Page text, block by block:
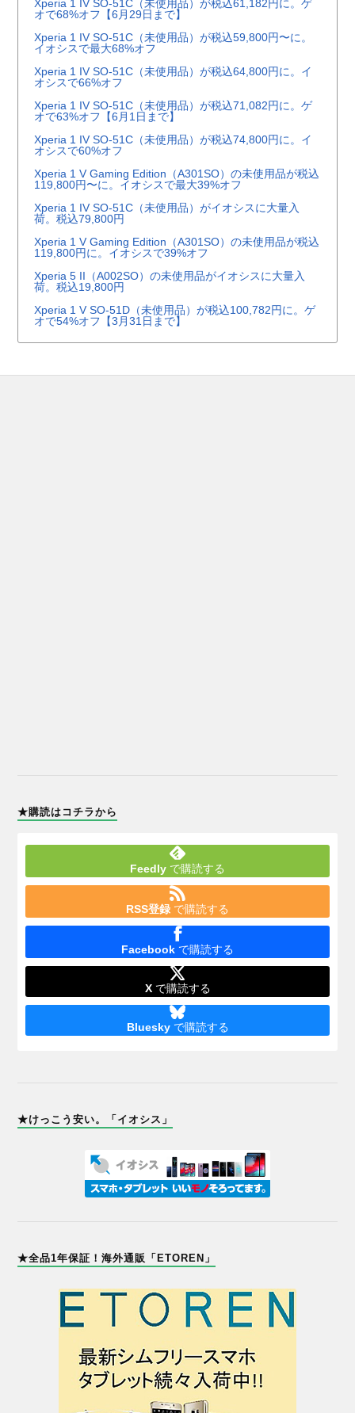
Xperia 1 IV SO-51C（未使用品）が税込61,182円に。ゲ
オで68%オフ【6月29日まで】
Xperia 1 IV SO-51C（未使用品）が税込59,800円〜に。
イオシスで最大68%オフ
Xperia 1 IV SO-51C（未使用品）が税込64,800円に。イ
オシスで66%オフ
Xperia 1 IV SO-51C（未使用品）が税込71,082円に。ゲ
オで63%オフ【6月1日まで】
Xperia 1 IV SO-51C（未使用品）が税込74,800円に。イ
オシスで60%オフ
Xperia 1 V Gaming Edition（A301SO）の未使用品が税込
119,800円〜に。イオシスで最大39%オフ
Xperia 1 IV SO-51C（未使用品）がイオシスに大量入
荷。税込79,800円
Xperia 1 V Gaming Edition（A301SO）の未使用品が税込
119,800円に。イオシスで39%オフ
Xperia 5 II（A002SO）の未使用品がイオシスに大量入
荷。税込19,800円
Xperia 1 V SO-51D（未使用品）が税込100,782円に。ゲ
オで54%オフ【3月31日まで】
★購読はコチラから
Feedly で購読する
RSS登録 で購読する
Facebook で購読する
Xで購読する
Blueskyで購読する
★けっこう安い。「イオシス」
★全品1年保証！海外通販「ETOREN」